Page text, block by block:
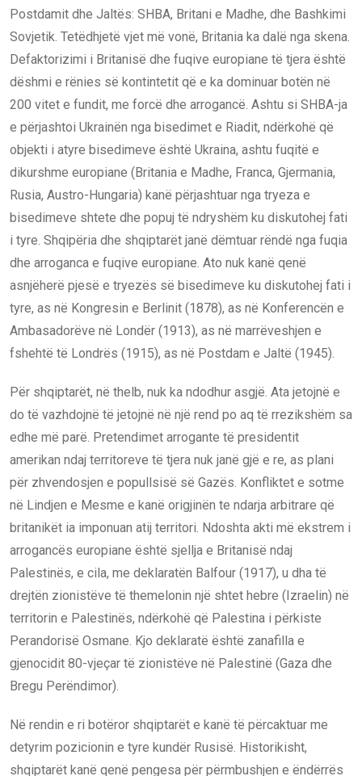
Postdamit dhe Jaltës: SHBA, Britani e Madhe, dhe Bashkimi
Sovjetik. Tetëdhjetë vjet më vonë, Britania ka dalë nga skena.
Defaktorizimi i Britanisë dhe fuqive europiane të tjera është
dëshmi e rënies së kontintetit që e ka dominuar botën në
200 vitet e fundit, me forcë dhe arrogancë. Ashtu si SHBA-ja
e përjashtoi Ukrainën nga bisedimet e Riadit, ndërkohë që
objekti i atyre bisedimeve është Ukraina, ashtu fuqitë e
dikurshme europiane (Britania e Madhe, Franca, Gjermania,
Rusia, Austro-Hungaria) kanë përjashtuar nga tryeza e
bisedimeve shtete dhe popuj të ndryshëm ku diskutohej fati
i tyre. Shqipëria dhe shqiptarët janë dëmtuar rëndë nga fuqia
dhe arroganca e fuqive europiane. Ato nuk kanë qenë
asnjëherë pjesë e tryezës së bisedimeve ku diskutohej fati i
tyre, as në Kongresin e Berlinit (1878), as në Konferencën e
Ambasadorëve në Londër (1913), as në marrëveshjen e
fshehtë të Londrës (1915), as në Postdam e Jaltë (1945).
Për shqiptarët, në thelb, nuk ka ndodhur asgjë. Ata jetojnë e
do të vazhdojnë të jetojnë në një rend po aq të rrezikshëm sa
edhe më parë. Pretendimet arrogante të presidentit
amerikan ndaj territoreve të tjera nuk janë gjë e re, as plani
për zhvendosjen e popullsisë së Gazës. Konfliktet e sotme
në Lindjen e Mesme e kanë origjinën te ndarja arbitrare që
britanikët ia imponuan atij territori. Ndoshta akti më ekstrem i
arrogancës europiane është sjellja e Britanisë ndaj
Palestinës, e cila, me deklaratën Balfour (1917), u dha të
drejtën zionistëve të themelonin një shtet hebre (Izraelin) në
territorin e Palestinës, ndërkohë që Palestina i përkiste
Perandorisë Osmane. Kjo deklaratë është zanafilla e
gjenocidit 80-vjeçar të zionistëve në Palestinë (Gaza dhe
Bregu Perëndimor).
Në rendin e ri botëror shqiptarët e kanë të përcaktuar me
detyrim pozicionin e tyre kundër Rusisë. Historikisht,
shqiptarët kanë qenë pengesa për përmbushjen e ëndërrës